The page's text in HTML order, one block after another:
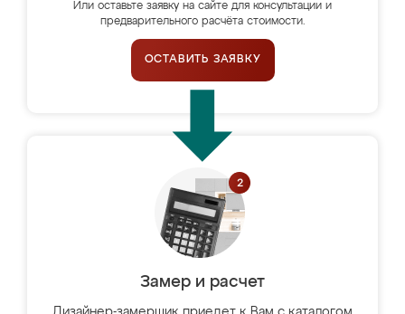
Или оставьте заявку на сайте для консультации и
предварительного расчёта стоимости.
ОСТАВИТЬ ЗАЯВКУ
Замер и расчет